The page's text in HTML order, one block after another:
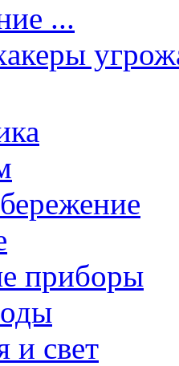
...
приборы
и свет